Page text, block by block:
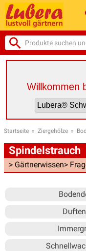
Willkommen
Startseite » Ziergehölze »
Spindelstrauch
> Gärtnerwissen>